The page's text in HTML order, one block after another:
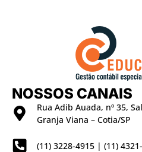
NOSSOS CANAIS
Rua Adib Auada, nº 35,
Granja Viana – Cotia/SP
(11) 3228-4915 | (11)